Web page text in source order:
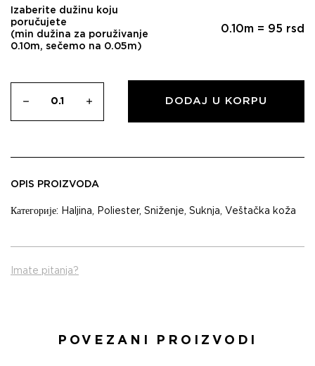
Izaberite dužinu koju
poručujete
(min dužina za poruživanje
0.10m, sečemo na 0.05m)
0.10m = 95 rsd
DODAJ U KORPU
OPIS PROIZVODA
Категорије: Haljina, Poliester, Sniženje, Suknja, Veštačka koža
Imate pitanja?
POVEZANI PROIZVODI